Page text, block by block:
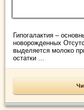
Гипогалактия –
новорожденных
выделяется молоко
остатки ...